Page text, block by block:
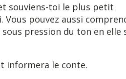
souviens-toi le plus petit
Vous pouvez aussi
pression du ton en elle
informera le conte.